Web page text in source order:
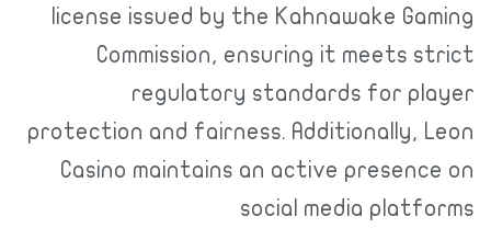
license issued by the Kahnawake
Commission, ensuring it
regulatory standards for
protection and fairness.
Casino maintains an active
social media